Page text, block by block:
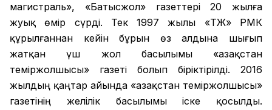
магистраль», «Батысжол» газеттері 20 жылға
жуық өмір сүрді. Тек 1997 жылы «ҚТЖ» РМК
құрылғаннан кейін бұрын өз алдына шығып
жатқан үш жол басылымы «Қазақстан
теміржолшысы» газеті болып біріктірілді. 2016
жылдың қаңтар айында «Қазақстан теміржолшысы»
газетінің желілік басылымы іске қосылды.